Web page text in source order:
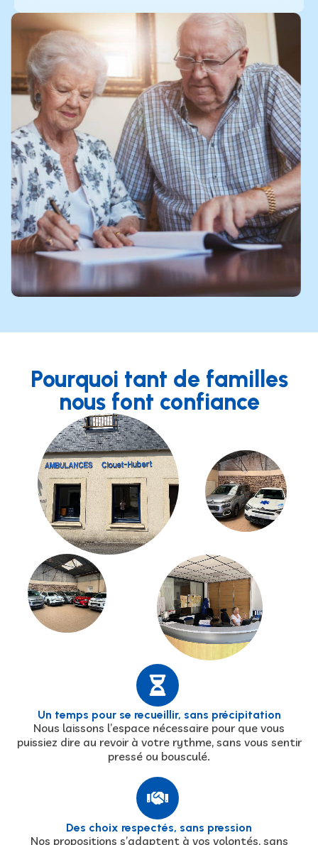
Pourquoi tant de familles
nous font confiance
Un temps pour se recueillir, sans précipitation
Nous laissons l’espace nécessaire pour que vous
puissiez dire au revoir à votre rythme, sans vous sentir
pressé ou bousculé.
Des choix respectés, sans pression
Nos propositions s’adaptent à vos volontés, sans